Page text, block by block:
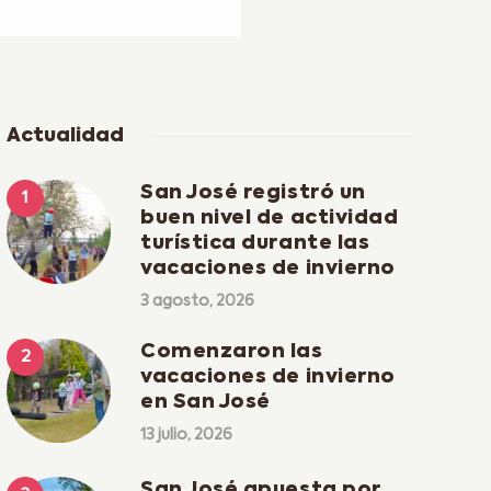
Actualidad
San José registró un
buen nivel de actividad
turística durante las
vacaciones de invierno
3 agosto, 2026
Comenzaron las
vacaciones de invierno
en San José
13 julio, 2026